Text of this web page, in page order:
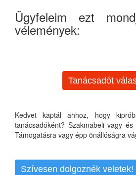
Ügyfeleim ezt
vélemények:
Tanácsadót
Kedvet kaptál ahhoz, hogy
tanácsadóként? Szakmabeli vagy
Támogatásra vagy épp önállóságra
Szívesen dolgoznék veletek!